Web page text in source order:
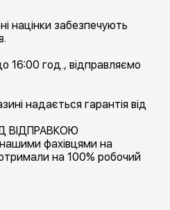
націнки забезпечують
16:00 год., відправляємо
надається гарантія від
ВІДПРАВКОЮ
фахівцями на
на 100% робочий